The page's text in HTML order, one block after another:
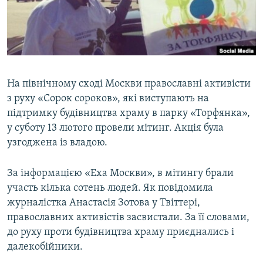
ДЕПОРТАЦІЯ
ВІДЕОУРОКИ «ELIFBE»
СВІДЧЕННЯ ОКУПАЦІЇ
ЯК ОБІЙТИ БЛОКУВАННЯ
Русский
Qırımtatar
Усі сайти RFE/RL
На північному сході Москви православні активісти
з руху «Сорок сороков», які виступають на
підтримку будівництва храму в парку «Торфянка»,
у суботу 13 лютого провели мітинг. Акція була
узгоджена із владою.
За інформацією «Еха Москви», в мітингу брали
участь кілька сотень людей. Як повідомила
журналістка Анастасія Зотова у Твіттері,
православних активістів засвистали. За її словами,
до руху проти будівництва храму приєднались і
далекобійники.